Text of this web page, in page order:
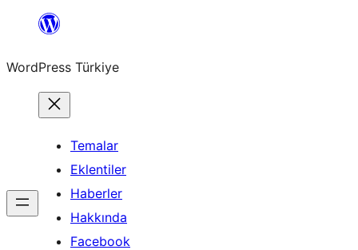
İçeriğe
WordPress Türkiye
Temalar
Eklentiler
Haberler
Hakkında
Facebook